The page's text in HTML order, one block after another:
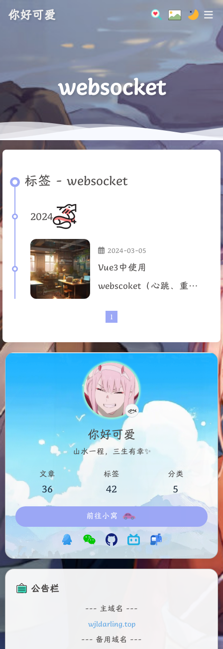
你好可爱
websocket
标签 - websocket
2024
2024-03-05
Vue3中使用
webscoket（心跳、重
1
🐟认真摸鱼中
你好可爱
山水一程，三生有幸✨
文章
36
标签
42
分类
5
前往小窝
公告栏
--- 主域名 ---
wjldarling.top
--- 备用域名 ---